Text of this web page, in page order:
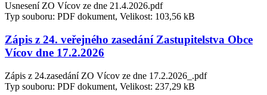
Usnesení ZO Vícov ze dne 21.4.2026.pdf
Typ souboru: PDF dokument, Velikost: 103,56 kB
Zápis z 24. veřejného zasedání Zastupitelstva Obce
Vícov dne 17.2.2026
Zápis z 24.zasedání ZO Vícov ze dne 17.2.2026_.pdf
Typ souboru: PDF dokument, Velikost: 237,29 kB